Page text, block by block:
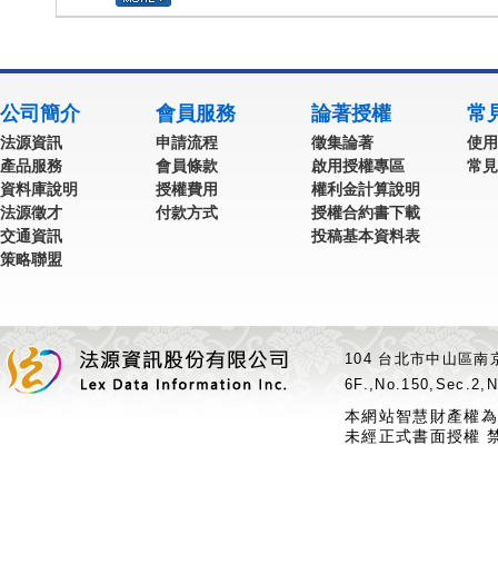
公司簡介
法源資訊
產品服務
資料庫說明
法源徵才
交通資訊
策略聯盟
會員服務
申請流程
會員條款
授權費用
付款方式
論著授權
徵集論著
啟用授權專區
權利金計算說明
授權合約書下載
投稿基本資料表
常
使
常
104 台北市中山區
本網站智慧財產權
未經正式書面授權